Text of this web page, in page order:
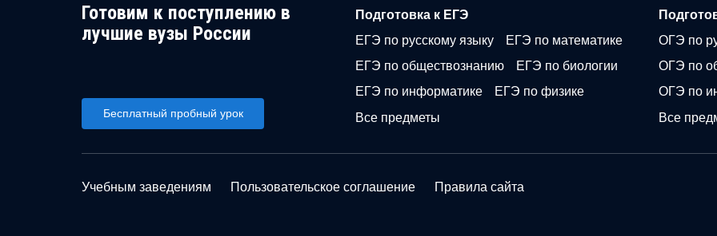
Готовим к поступлению в
лучшие вузы России
Бесплатный пробный урок
Подготовка к ЕГЭ
ЕГЭ по русскому языку
ЕГЭ по математике
ЕГЭ по обществознанию
ЕГЭ по биологии
ЕГЭ по информатике
ЕГЭ по физике
Все предметы
ОГЭ по
ОГЭ по
ОГЭ по
Все
Учебным заведениям Пользовательское соглашение Правила сайта